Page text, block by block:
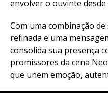
envolver o ouvinte
Com uma combinação
refinada e uma
consolida sua presença
promissores da cena
que unem emoção,